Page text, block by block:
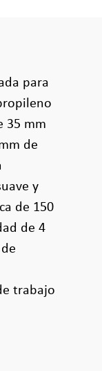
para
35 mm
de
y
de 150
de 4
trabajo